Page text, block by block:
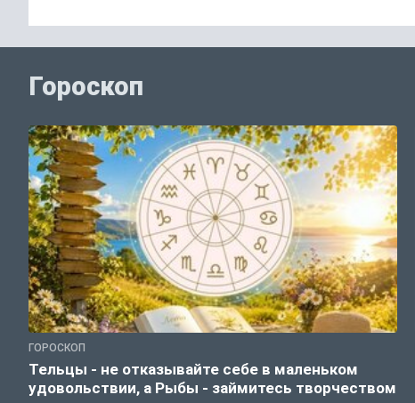
Гороскоп
ГОРОСКОП
Тельцы - не отказывайте себе в маленьком
удовольствии, а Рыбы - займитесь творчеством